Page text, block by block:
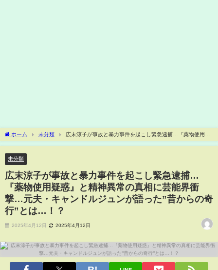
ホーム 未分類
広末涼子が事故と暴力事件を起こし緊急逮捕…『薬物使用疑
惑』と精神異常の真相に芸能界衝撃…元夫・キャンドルジュンが語った”昔からの奇
未分類
広末涼子が事故と暴力事件を起こし緊急逮捕…
『薬物使用疑惑』と精神異常の真相に芸能界衝
撃…元夫・キャンドルジュンが語った”昔からの奇
行”とは…！？
2025年4月12日 2025年4月12日